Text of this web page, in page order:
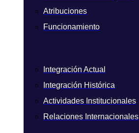
Atribuciones
Funcionamiento
Integración Actual
Integración Histórica
Actividades Institucionales
Relaciones Internacionales